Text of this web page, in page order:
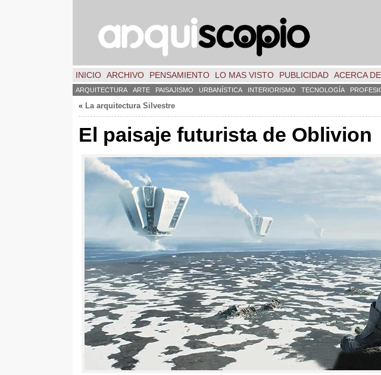
INICIO ARCHIVO PENSAMIENTO LO MAS VISTO PUBLICIDAD ACERCA DE
ARQUITECTURA ARTE PAISAJISMO URBANÍSTICA INTERIORISMO TECNOLOGÍA
« La arquitectura Silvestre
El paisaje futurista de Oblivion